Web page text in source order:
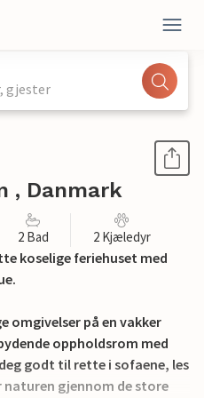
gjester
, Danmark
2 Bad 2 Kjæledyr
koselige feriehuset med
omgivelser på en vakker
oppholdsrom med
godt til rette i sofaene, les
gjennom de store